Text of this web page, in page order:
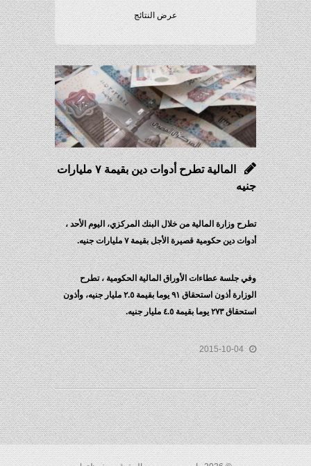
عرض النتائج
المالية تطرح أدوات دين بقيمة ٧ مليارات
جنيه
تطرح وزارة المالية من خلال البنك المركزي، اليوم الأحد ،
أدوات دين حكومية قصيرة الأجل بقيمة ٧ مليارات جنيه.
وفي جلسة عطاءات الأوراق المالية الحكومية ، تطرح
الوزارة أذون استحقاق ٩١ يوما بقيمة ٢.٥ مليار جنيه، وأذون
استحقاق ٢٧٣ يوما بقيمة ٤.٥ مليار جنيه.
2015-10-04